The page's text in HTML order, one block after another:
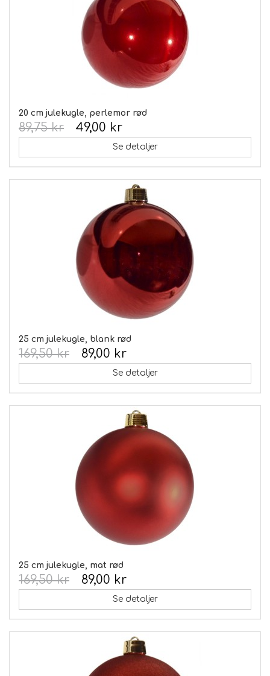
20 cm julekugle, perlemor rød
49,00 kr
89,75 kr
Se detaljer
25 cm julekugle, blank rød
89,00 kr
169,50 kr
Se detaljer
25 cm julekugle, mat rød
89,00 kr
169,50 kr
Se detaljer